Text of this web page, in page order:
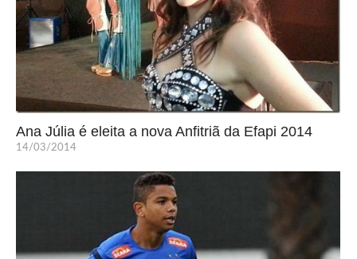
Ana Júlia é eleita a nova Anfitriã da Efapi 2014
14/03/2014